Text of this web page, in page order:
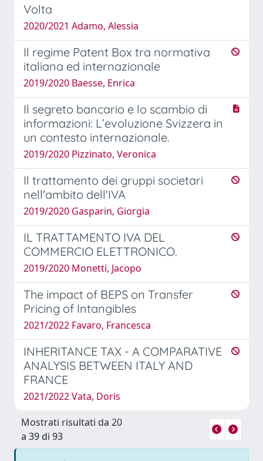
Volta
2020/2021 Adamo, Alessia
Il regime Patent Box tra normativa
italiana ed internazionale
2019/2020 Baesse, Enrica
Il segreto bancario e lo scambio di
informazioni: L’evoluzione Svizzera in
un contesto internazionale.
2019/2020 Pizzinato, Veronica
Il trattamento dei gruppi societari
nell'ambito dell'IVA
2019/2020 Gasparin, Giorgia
IL TRATTAMENTO IVA DEL
COMMERCIO ELETTRONICO.
2019/2020 Monetti, Jacopo
The impact of BEPS on Transfer
Pricing of Intangibles
2021/2022 Favaro, Francesca
INHERITANCE TAX - A COMPARATIVE
ANALYSIS BETWEEN ITALY AND
FRANCE
2021/2022 Vata, Doris
Mostrati risultati da 20
a 39 di 93